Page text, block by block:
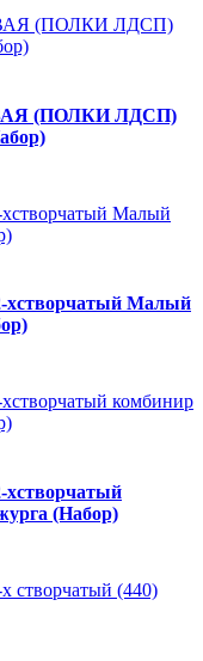
(ПОЛКИ ЛДСП)
хстворчатый Малый
(Набор)